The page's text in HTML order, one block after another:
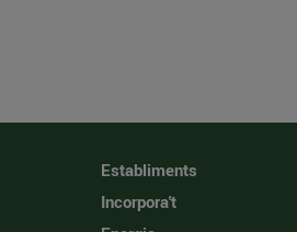
Establiments
Incorpora't